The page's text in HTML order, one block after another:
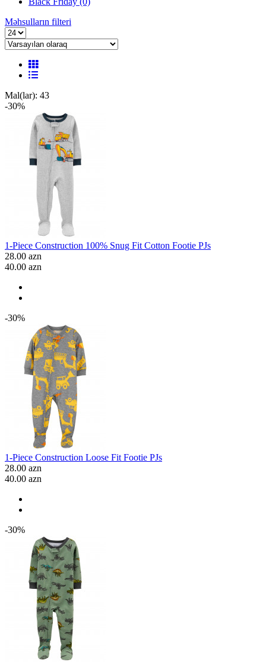
Məhsulların filteri
Mal(lar): 43
-30%
1-Piece Construction 100% Snug Fit Cotton Footie PJs
28.00 azn
40.00 azn
-30%
1-Piece Construction Loose Fit Footie PJs
28.00 azn
40.00 azn
-30%